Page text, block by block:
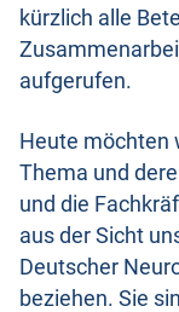
kürzlich alle
aufgerufen.
Heute möchten
Thema und
und die
aus der Sicht
Deutscher
beziehen. Sie